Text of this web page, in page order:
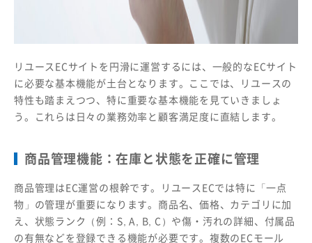
リユースECサイトを円滑に運営するには、一般的なECサイト
に必要な基本機能が土台となります。ここでは、リユースの
特性も踏まえつつ、特に重要な基本機能を見ていきましょ
う。これらは日々の業務効率と顧客満足度に直結します。
商品管理機能：在庫と状態を正確に管理
商品管理はEC運営の根幹です。リユースECでは特に「一点
物」の管理が重要になります。商品名、価格、カテゴリに加
え、状態ランク（例：S, A, B, C）や傷・汚れの詳細、付属品
の有無などを登録できる機能が必要です。複数のECモール